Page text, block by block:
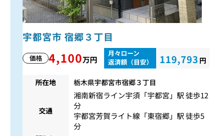
宇都宮市 宿郷３丁目
価格 4,100万円
月々ローン
返済額（目安）
119,793 円
所在地 栃木県宇都宮市宿郷３丁目
交通
湘南新宿ライン宇須 「宇都宮 」駅 徒歩12
分
宇都宮芳賀ライト線 「東宿郷」駅 徒歩5
分